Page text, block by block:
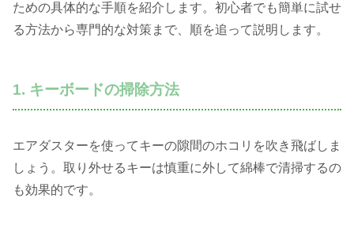
ための具体的な手順を紹介します。初心者でも簡単に試せ
る方法から専門的な対策まで、順を追って説明します。
1. キーボードの掃除方法
エアダスターを使ってキーの隙間のホコリを吹き飛ばしま
しょう。取り外せるキーは慎重に外して綿棒で清掃するの
も効果的です。